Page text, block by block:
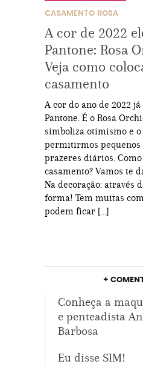
CASAMENTO ROSA
A cor de 2022
Pantone: Rosa
Veja como
casamento
A cor do ano de 2022
Pantone. É o Rosa
simboliza otimismo e o
permitirmos pequenos
prazeres diários.
casamento? Vamos te
Na decoração: através
forma! Tem muitas
podem ficar […]
+
Conheça a
e penteadista
Barbosa
Eu disse SIM!